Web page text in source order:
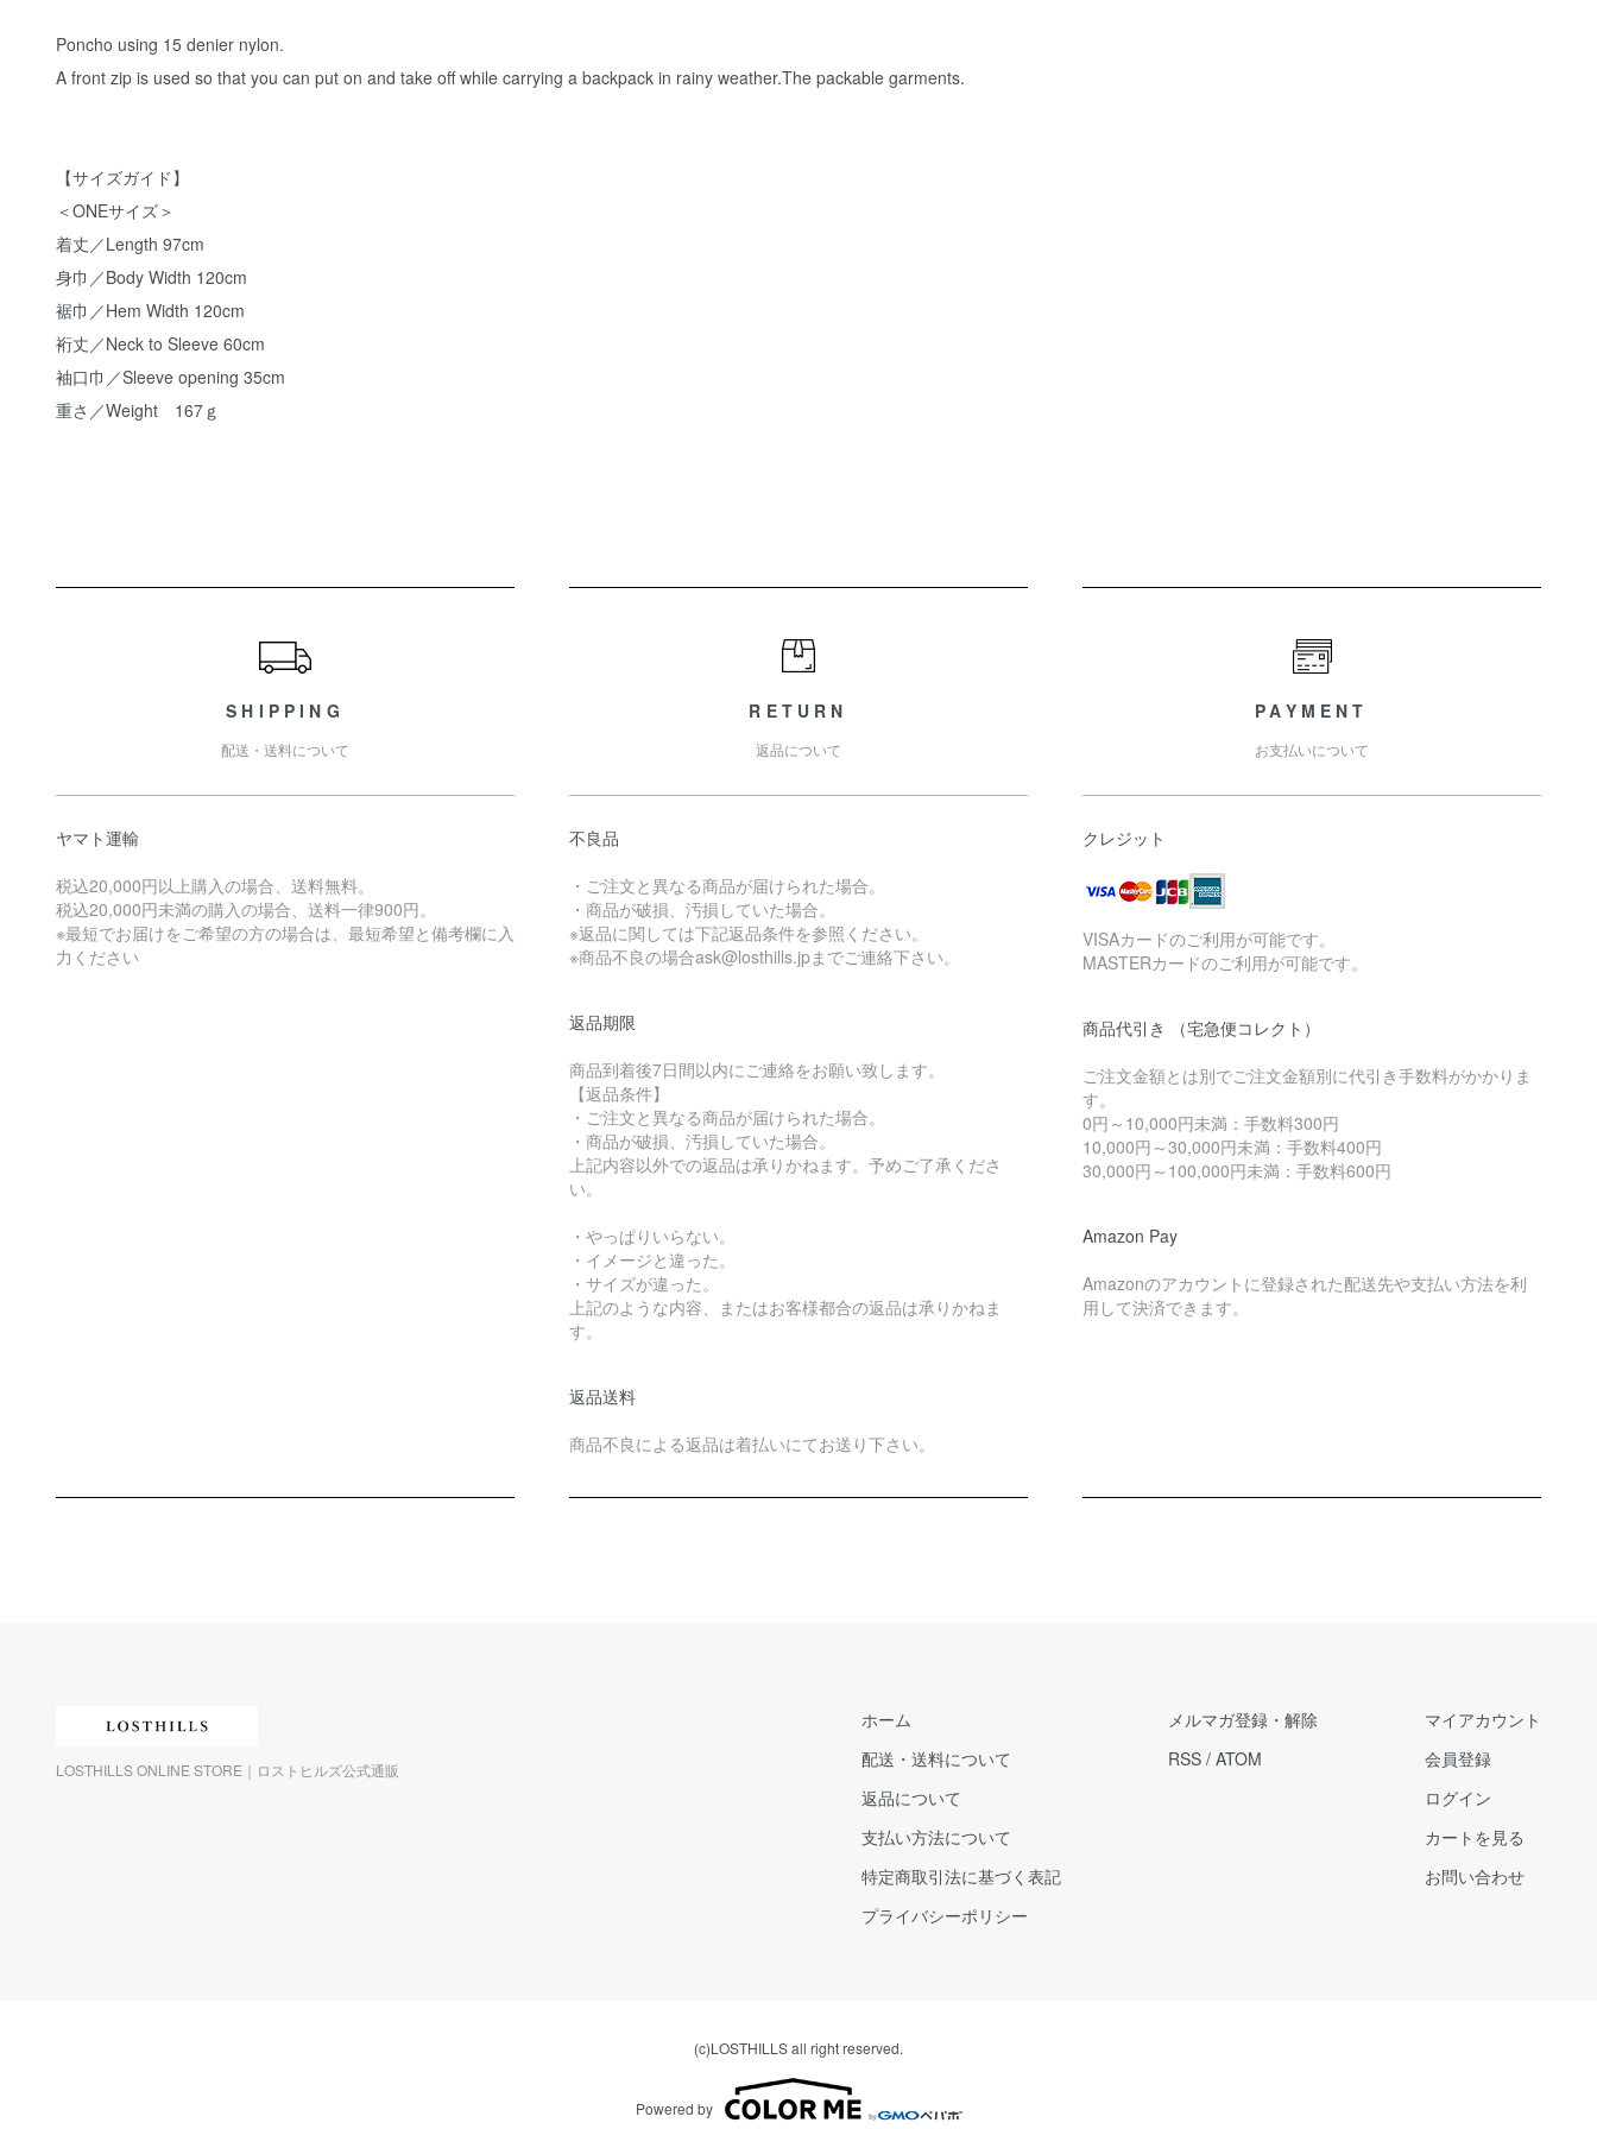
Poncho using 15 denier nylon.
A front zip is used so that you can put on and take off while carrying a backpack in rainy weather.The packable garments.
【サイズガイド】
＜ONEサイズ＞
着丈／Length 97cm
身巾／Body Width 120cm
裾巾／Hem Width 120cm
裄丈／Neck to Sleeve 60cm
袖口巾／Sleeve opening 35cm
重さ／Weight 167ｇ
SHIPPING
配送・送料について
ヤマト運輸
税込20,000円以上購入の場合、送料無料。
税込20,000円未満の購入の場合、送料一律900円。
※最短でお届けをご希望の方の場合は、最短希望と備考欄に入
力ください
RETURN
返品について
不良品
・ご注文と異なる商品が届けられた場合。
・商品が破損、汚損していた場合。
※返品に関しては下記返品条件を参照ください。
※商品不良の場合ask@losthills.jpまでご連絡下さい。
返品期限
商品到着後7日間以内にご連絡をお願い致します。
【返品条件】
・ご注文と異なる商品が届けられた場合。
・商品が破損、汚損していた場合。
上記内容以外での返品は承りかねます。予めご了承くださ
い。
・やっぱりいらない。
・イメージと違った。
・サイズが違った。
上記のような内容、またはお客様都合の返品は承りかねま
す。
返品送料
商品不良による返品は着払いにてお送り下さい。
PAYMENT
お支払いについて
クレジット
VISAカードのご利用が可能です。
MASTERカードのご利用が可能です。
商品代引き （宅急便コレクト）
ご注文金額とは別でご注文金額別に代引き手数料がかかりま
す。
0円～10,000円未満：手数料300円
10,000円～30,000円未満：手数料400円
30,000円～100,000円未満：手数料600円
Amazon Pay
Amazonのアカウントに登録された配送先や支払い方法を利
用して決済できます。
LOSTHILLS ONLINE STORE｜ロストヒルズ公式通販
ホーム
配送・送料について
返品について
支払い方法について
特定商取引法に基づく表記
プライバシーポリシー
メルマガ登録・解除
RSS / ATOM
マイアカウント
会員登録
ログイン
カートを見る
お問い合わせ
(c)LOSTHILLS all right reserved.
Powered by